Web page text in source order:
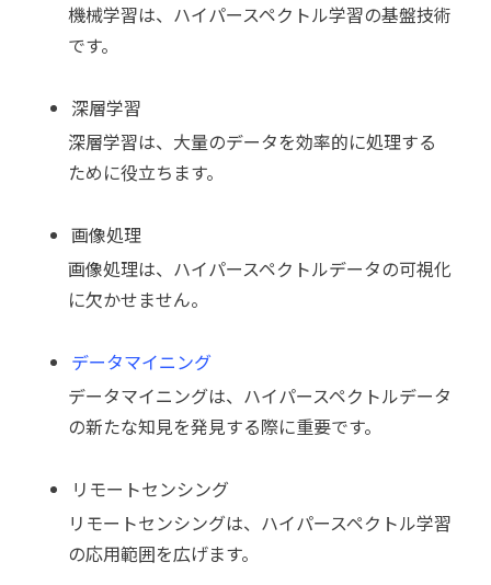
機械学習は、ハイパースペクトル学習の基盤技術
です。
深層学習
深層学習は、大量のデータを効率的に処理する
ために役立ちます。
画像処理
画像処理は、ハイパースペクトルデータの可視化
に欠かせません。
データマイニング
データマイニングは、ハイパースペクトルデータ
の新たな知見を発見する際に重要です。
リモートセンシング
リモートセンシングは、ハイパースペクトル学習
の応用範囲を広げます。